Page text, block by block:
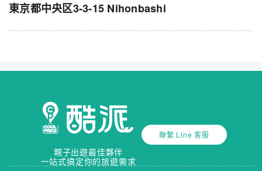
東京都中央区3-3-15 Nihonbashi
親子出遊最佳夥伴
一站式搞定你的旅遊需求
聯繫 Line 客服